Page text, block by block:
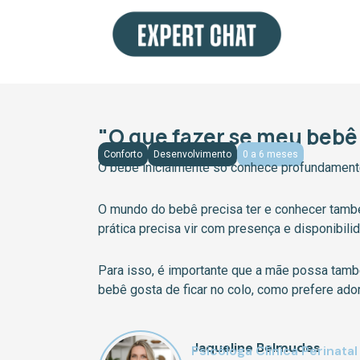
"O que fazer se meu
Conforto Desenvolvimento 0 a 6 meses
O bebê inicialmente só conhece
O mundo do bebê precisa ter e conhecer
prática precisa vir com presença e
Para isso, é importante que a mãe possa
bebê gosta de ficar no colo, como prefere
Jaqueline Belmudes
Psicóloga Clínica Perinatal